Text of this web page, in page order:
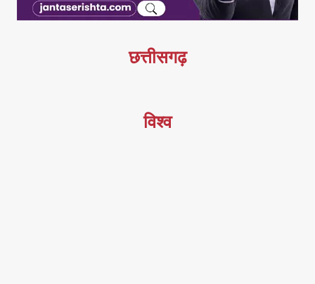
छत्तीसगढ़
विश्व